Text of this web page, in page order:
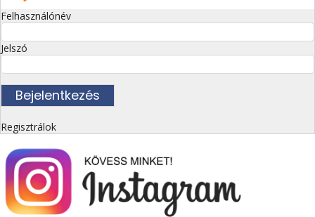
Felhasználónév
Jelszó
Regisztrálok